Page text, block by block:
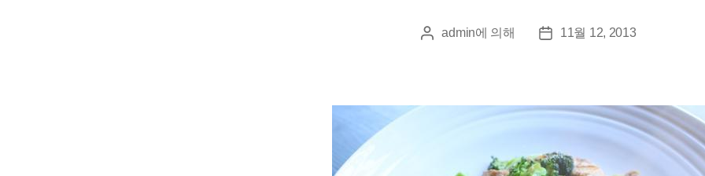
게
성
admin에 의해
게
짜
11월 12, 2013